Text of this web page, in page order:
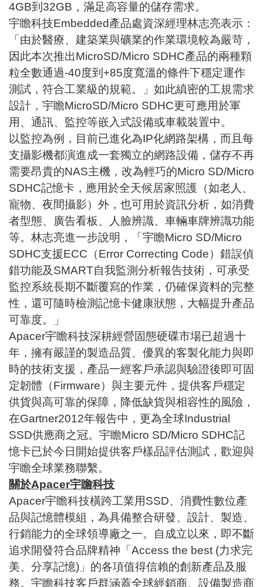
4GB到32GB，滿足高容量的儲存需求。
宇瞻科技Embedded產品處資深經理林志亮表示：
「由於醫療、建築業與礦業的作業環境較為嚴苛，
因此本次推出MicroSD/Micro SDHC產品的兩種顆
粒全數通過-40度到+85度寬溫的條件下穩定運作
測試，符合工業級的規範。」如此縝密的工規需求
設計，宇瞻MicroSD/Micro SDHC更可應用於軍
用、通訊、監控等嵌入式設備或車載裝置中。
以監控為例，目前已進化為IP化網路架構，而且每
支攝影機都演進成一套獨立的網路設備，儲存不再
需要昂貴的NAS主機，改為輕巧的Micro SD/Micro
SDHC記憶卡，應用於全天候居家照護（如老人、
寵物、夜間攝影）外，也可用於資訊分析，如消費
者型態、廣告看板、人臉辨識、車輛車牌辨識功能
等。林志亮進一步說明，「宇瞻Micro SD/Micro
SDHC支援ECC（Error Correcting Code）錯誤偵
錯功能及SMART自我監測分析報告技術，可承受
監控系統長期不斷覆寫的作業，仍確保資料的完整
性，還可隨時檢測記憶卡健康狀態，大幅提升產品
可靠度。」
Apacer宇瞻科技深耕經營固態硬碟市場已超過十
年，擁有嚴謹的製造品質、優異的客製化能力與即
時的技術支援，產品一經客戶承認與驗證後即可固
定韌體（Firmware）與主要元件，提供客戶穩定
供貨與高可靠的保障，降低缺貨與相容性的風險，
在Gartner2012年報告中，更為全球Industrial
SSD供應商之冠。宇瞻Micro SD/Micro SDHC記
憶卡已於今日開始提供客戶樣品評估測試，歡迎與
宇瞻全球業務聯繫。
關於Apacer宇瞻科技
Apacer宇瞻科技橫跨工業用SSD、消費性數位產
品與記憶體模組，為具備整合研發、設計、製造、
行銷能力的全球領導廠之一。自成立以來，即不斷
追求開發符合品牌精神「Access the best (力求完
美、分享記憶)」的各項值得信賴的創新產品及服
務。宇瞻科技客戶群涵蓋全球經銷商、設備製造商